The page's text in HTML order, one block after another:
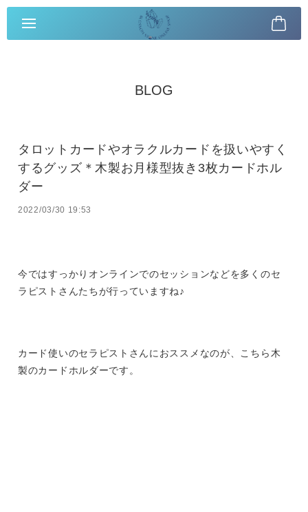
BLOG
タロットカードやオラクルカードを扱いやすく
するグッズ＊木製お月様型抜き3枚カードホル
ダー
2022/03/30 19:53
今ではすっかりオンラインでのセッションなどを多くのセ
ラピストさんたちが行っていますね♪
カード使いのセラピストさんにおススメなのが、こちら木
製のカードホルダーです。